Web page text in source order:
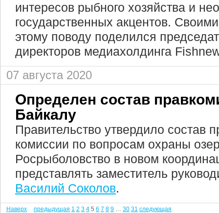
интересов рыбного хозяйства и
государственных акцентов.
этому поводу поделился
директоров медиахолдинга
07 августа 2020
Определен состав
Байкалу
Правительство утвердило состав
комиссии по вопросам охраны
Росрыболовство в новом
представлять заместитель
Василий Соколов.
Наверх предыдущая 1 2 3 4 5 6 7 8 9 … 30 31 следующая